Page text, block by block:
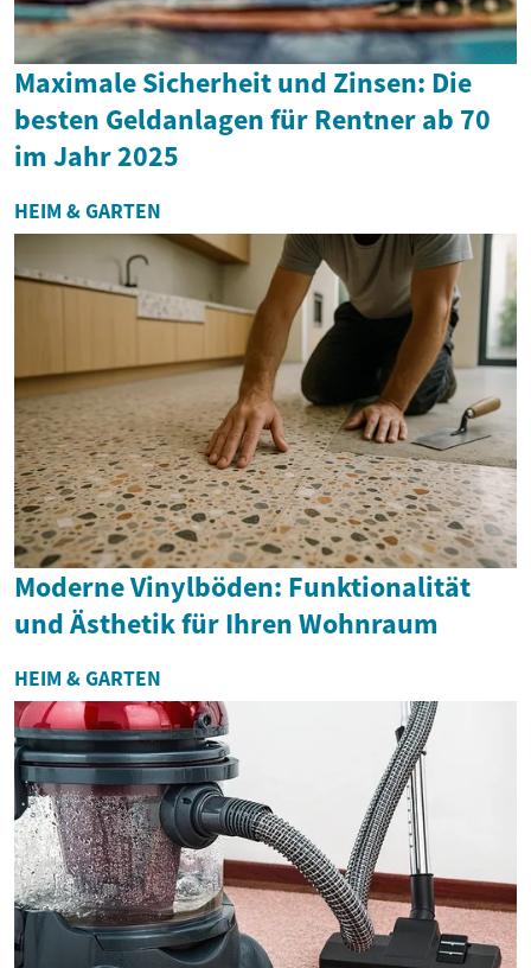
Maximale Sicherheit und Zinsen: Die
besten Geldanlagen für Rentner ab 70
im Jahr 2025
HEIM & GARTEN
Moderne Vinylböden: Funktionalität
und Ästhetik für Ihren Wohnraum
HEIM & GARTEN